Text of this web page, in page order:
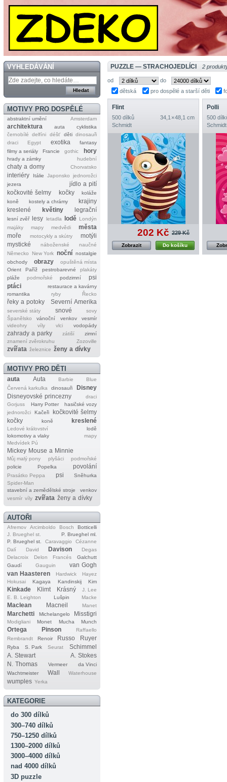
VYHLEDÁVÁNÍ
MOTIVY PRO DOSPĚLÉ
abstraktní umění Amsterdam
architektura auta
cyklistika
černobílé
delfíni déšť děti dinosauři
draci
Egypt exotika
fantasy
filmy a seriály
Francie gothic hory
hrady a zámky hudební
chaty a domy Chorvatsko
interiéry Itálie Japonsko
jednorožci
jezera
jídlo a pití
kočkovité šelmy
kočky
koláže
koně
kostely a chrámy
krajiny
kreslené
květiny legrační
lesní zvěř lesy letadla lodě Londýn
majáky
mapy medvědi
města
moře
motocykly a skútry
motýli
mystické
náboženské
naučné
Německo
New York noční nostalgie
obchody
obrazy
opuštěná místa
Orient
Paříž pestrobarevné
plakáty
pláže
podmořské podzimní
psi
ptáci
restaurace a kavárny
romantika
ryby Řecko
řeky a potoky Severní Amerika
severské státy snové
sovy
Španělsko
vánoční venkov
vesmír
videohry
víly vlci vodopády
zahrady a parky zátiší
zimní
znamení zvěrokruhu
Zozoville
zvířata železnice ženy a dívky
MOTIVY PRO DĚTI
auta Auta Barbie
Blue
Červená karkulka
dinosauři
Disney
Disneyovské princezny
draci
Gorjuss
Harry Potter
hasičské vozy
jednorožci
Kačeři
kočkovité šelmy
kočky
koně kreslené
Ledové království
lodě
lokomotivy a vlaky
mapy
Medvídek Pú
Mickey Mouse a Minnie
Můj malý pony plyšáci
podmořské
policie
Popelka povolání
Prasátko Peppa psi
Sněhurka
Spider‐Man
stavební a zemědělské stroje
venkov
vesmír víly zvířata ženy a dívky
AUTOŘI
Afremov Arcimboldo Bosch
Botticelli
J. Brueghel st.
P. Brueghel ml.
P. Brueghel st.
Caravaggio
Cézanne
Dalí
David Davison
Degas
Delacroix
Delon Francés
Galchutt
Gaudí
Gauguin
van Gogh
van Haasteren
Hardwick
Hayez
Hokusai
Kagaya Kandinskij Kim
Kinkade Klimt Krásný
J. Lee
E. B. Leighton
Lušpin Macke
Maclean Macneil Manet
Marchetti Michelangelo Misstigri
Modigliani Monet Mucha Munch
Ortega Pinson
Raffaello
Rembrandt
Renoir Russo Ruyer
Ryba S. Park Seurat
Schimmel
A. Stewart
A. Stokes
N. Thomas
Vermeer
da Vinci
Wachtmeister
Wall Waterhouse
wumples Yerka
KATEGORIE
do 300 dílků
300–740 dílků
750–1250 dílků
1300–2000 dílků
3000–4000 dílků
nad 4000 dílků
3D puzzle
PUZZLE — STRACHOJEDLÍCI 2
od
do
dětská
pro dospělé a starší děti
Flint
500 dílků
34,1 × 48,1 cm
Schmidt
202 Kč 229 Kč
Do košíku
Zobrazit
Polli
500
Schmidt